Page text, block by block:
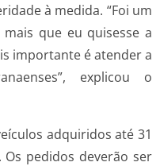
à medida. “Foi um
que eu quisesse a
importante é atender a
explicou o
adquiridos até 31
pedidos deverão ser